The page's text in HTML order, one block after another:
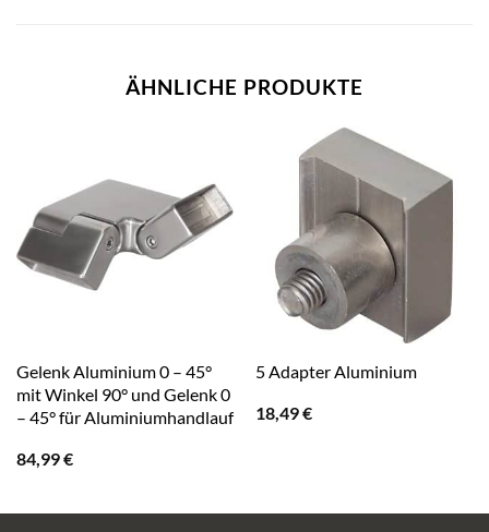
ÄHNLICHE PRODUKTE
Gelenk Aluminium 0 – 45°
mit Winkel 90° und Gelenk 0
– 45° für Aluminiumhandlauf
84,99€
5 Adapter Aluminium
18,49€